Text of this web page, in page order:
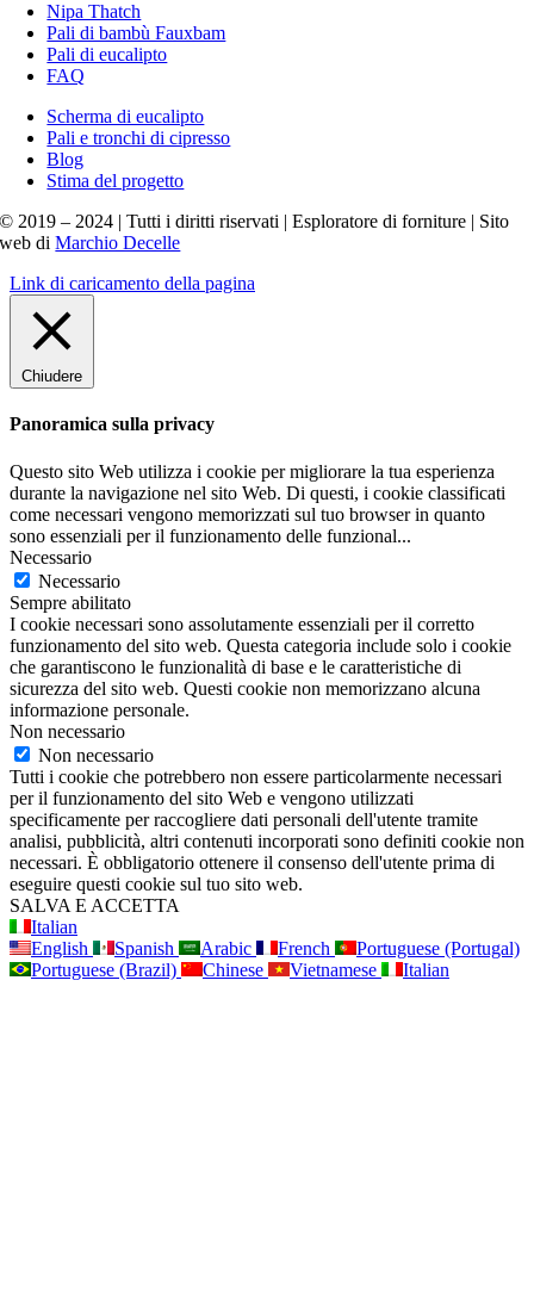
Nipa Thatch
Pali di bambù Fauxbam
Pali di eucalipto
FAQ
Scherma di eucalipto
Pali e tronchi di cipresso
Blog
Stima del progetto
© 2019 – 2024 | Tutti i diritti riservati | Esploratore di forniture | Sito
web diMarchio Decelle
Link di caricamento della pagina
Chiudere
Panoramica sulla privacy
Questo sito Web utilizza i cookie per migliorare la tua esperienza
durante la navigazione nel sito Web. Di questi, i cookie classificati
come necessari vengono memorizzati sul tuo browser in quanto
sono essenziali per il funzionamento delle funzional...
Necessario
Necessario
Sempre abilitato
I cookie necessari sono assolutamente essenziali per il corretto
funzionamento del sito web. Questa categoria include solo i cookie
che garantiscono le funzionalità di base e le caratteristiche di
sicurezza del sito web. Questi cookie non memorizzano alcuna
informazione personale.
Non necessario
Non necessario
Tutti i cookie che potrebbero non essere particolarmente necessari
per il funzionamento del sito Web e vengono utilizzati
specificamente per raccogliere dati personali dell'utente tramite
analisi, pubblicità, altri contenuti incorporati sono definiti cookie non
necessari. È obbligatorio ottenere il consenso dell'utente prima di
eseguire questi cookie sul tuo sito web.
SALVA E ACCETTA
Italian
English
Spanish Arabic French
Portuguese (Portugal)
Portuguese (Brazil)
Chinese Vietnamese
Italian